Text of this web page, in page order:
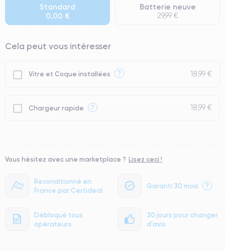
Reconditionné en
France par Certideal
Garanti 30 mois ?
Débloqué tous
opérateurs
30 jours pour changer
d'avis
● Batterie : usage intensif.
● Seuls 5% de nos téléphones ont un grade Premium.
Standard
0,00 €
Batterie neuve
29,99 €
Cela peut vous intéresser
Vitre et Coque installées ? 18,99 €
Chargeur rapide ? 18,99 €
Vous hésitez avec une marketplace ? Lisez ceci !